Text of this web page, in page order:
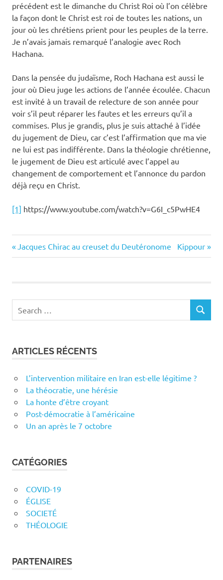
précédent est le dimanche du Christ Roi où l’on célèbre
la façon dont le Christ est roi de toutes les nations, un
jour où les chrétiens prient pour les peuples de la terre.
Je n’avais jamais remarqué l’analogie avec Roch
Hachana.
Dans la pensée du judaïsme, Roch Hachana est aussi le
jour où Dieu juge les actions de l’année écoulée. Chacun
est invité à un travail de relecture de son année pour
voir s’il peut réparer les fautes et les erreurs qu’il a
commises. Plus je grandis, plus je suis attaché à l’idée
du jugement de Dieu, car c’est l’affirmation que ma vie
ne lui est pas indifférente. Dans la théologie chrétienne,
le jugement de Dieu est articulé avec l’appel au
changement de comportement et l’annonce du pardon
déjà reçu en Christ.
[1] https://www.youtube.com/watch?v=G6I_c5PwHE4
Navigation
Previous
Post:
Jacques Chirac au creuset du Deutéronome
Next
Post:
Kippour
for:
SEARCH
ARTICLES RÉCENTS
L’intervention militaire en Iran est-elle légitime ?
La théocratie, une hérésie
La honte d’être croyant
Post-démocratie à l’américaine
Un an après le 7 octobre
CATÉGORIES
COVID-19
ÉGLISE
SOCIETÉ
THÉOLOGIE
PARTENAIRES